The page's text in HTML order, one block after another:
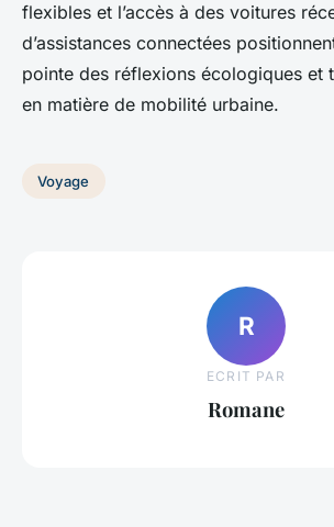
flexibles et l’accès à des voitures
d’assistances connectées
pointe des réflexions écologiques et
en matière de mobilité urbaine.
Voyage
R
ECRIT PAR
Romane